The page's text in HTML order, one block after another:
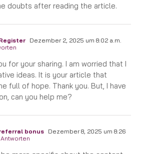
doubts after reading the article.
Dezember 2, 2025 um 8:02 a.m.
for your sharing. I am worried that I
ideas. It is your article that
full of hope. Thank you. But, I have
can you help me?
bonus Dezember 8, 2025 um 8:26